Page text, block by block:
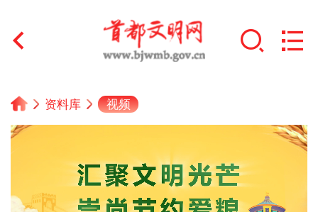
首页
文明创建
+
文明培育
资料库 视频